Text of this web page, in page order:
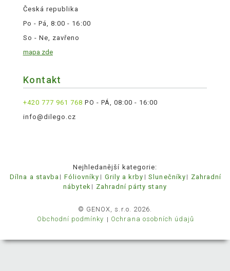
Česká republika
Po - Pá, 8:00 - 16:00
So - Ne, zavřeno
mapa zde
Kontakt
+420 777 961 768 PO - PÁ, 08:00 - 16:00
info@dilego.cz
Nejhledanější kategorie:
Dílna a stavba
Fóliovníky Grily a krby Slunečníky
Zahradní
nábytek
Zahradní párty stany
© GENOX, s.r.o. 2026.
Obchodní podmínky
Ochrana osobních údajů